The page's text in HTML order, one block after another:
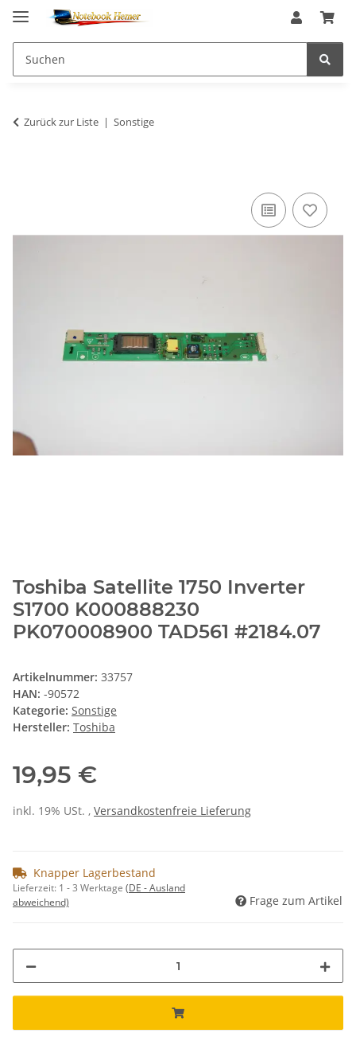
Zurück zur Liste Sonstige
Toshiba Satellite 1750 Inverter
S1700 K000888230
PK070008900 TAD561 #2184.07
Artikelnummer: 33757
HAN: -90572
Kategorie: Sonstige
Hersteller: Toshiba
19,95 €
inkl. 19% USt. , Versandkostenfreie Lieferung
Knapper Lagerbestand
Lieferzeit: 1 - 3 Werktage (DE - Ausland
abweichend)
Frage zum Artikel